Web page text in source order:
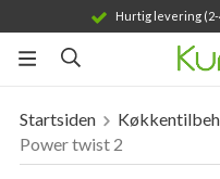
Hurtig levering (2-
Produktet er
Startsiden
Power twist 2